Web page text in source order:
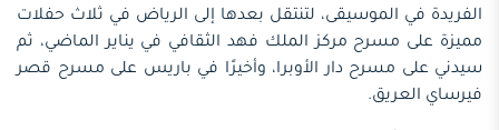
الفريدة في الموسيقى، لتنتقل بعدها إلى الرياض في ثلاث حفلات
مميزة على مسرح مركز الملك فهد الثقافي في يناير الماضي، ثم
سيدني على مسرح دار الأوبرا، وأخيرًا في باريس على مسرح قصر
فيرساي العريق.